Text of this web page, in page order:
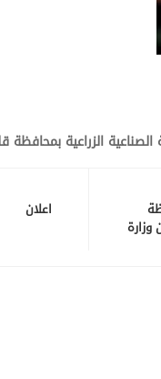
الزراعية بمحافظة
اعلان